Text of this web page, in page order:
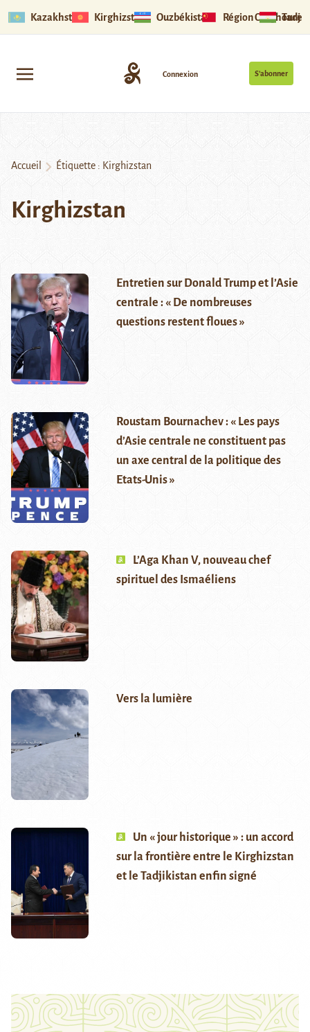
Kazakhstan Kirghizstan Ouzbékistan Région Ouïghoure
S’abonner
Connexion
Accueil Étiquette : Kirghizstan
Kirghizstan
Entretien sur Donald Trump et l’Asie
centrale : « De nombreuses
questions restent floues »
Roustam Bournachev : « Les pays
d’Asie centrale ne constituent pas
un axe central de la politique des
Etats-Unis »
L’Aga Khan V, nouveau chef
spirituel des Ismaéliens
Vers la lumière
Un « jour historique » : un accord
sur la frontière entre le Kirghizstan
et le Tadjikistan enfin signé